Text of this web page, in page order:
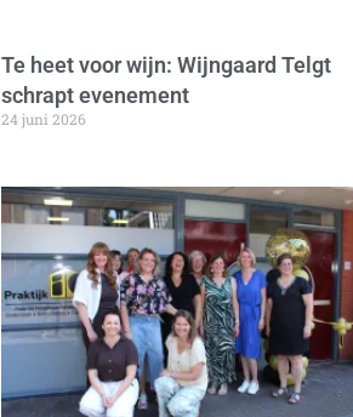
Te heet voor wijn: Wijngaard Telgt
schrapt evenement
24 juni 2026